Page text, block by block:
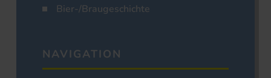
Bier-/Braugeschichte
NAVIGATION